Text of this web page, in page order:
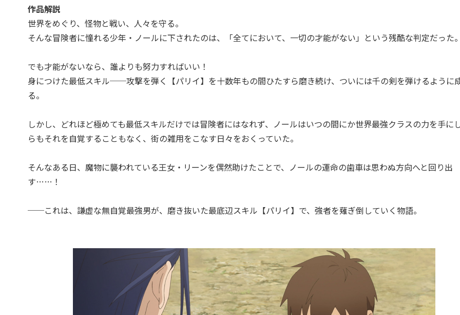
作品解説
世界をめぐり、怪物と戦い、人々を守る。
そんな冒険者に憧れる少年・ノールに下されたのは、「全てにおいて、一切の才能がない」という残酷な判定だった。
でも才能がないなら、誰よりも努力すればいい！
身につけた最低スキル──攻撃を弾く【パリイ】を十数年もの間ひたすら磨き続け、ついには千の剣を弾けるように
る。
しかし、どれほど極めても最低スキルだけでは冒険者にはなれず、ノールはいつの間にか世界最強クラスの力を手に
らもそれを自覚することもなく、街の雑用をこなす日々をおくっていた。
そんなある日、魔物に襲われている王女・リーンを偶然助けたことで、ノールの運命の歯車は思わぬ方向へと回り出
す……！
──これは、謙虚な無自覚最強男が、磨き抜いた最底辺スキル【パリイ】で、強者を薙ぎ倒していく物語。